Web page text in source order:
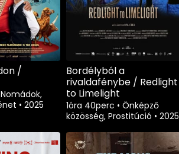
/
Nomádok,
• 2025
Bordélyból a
rivaldafénybe / Redlight
to Limelight
1óra 40perc • Önképző
közösség, Prostitúció • 2025